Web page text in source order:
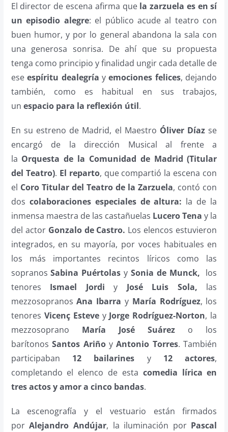
El director de escena afirma que la zarzuela es en sí
un episodio alegre: el público acude al teatro con
buen humor, y por lo general abandona la sala con
una generosa sonrisa. De ahí que su propuesta
tenga como principio y finalidad ungir cada detalle de
eseespíritu dealegría yemociones felices, dejando
también, como es habitual en sus trabajos,
un espacio para la reflexión útil.
En su estreno de Madrid, el Maestro Óliver Díaz se
encargó de la dirección Musical al frente a
la Orquesta de la Comunidad de Madrid (Titular
del Teatro). El reparto, que compartió la escena con
el Coro Titular del Teatro de la Zarzuela, contó con
dos colaboraciones especiales de altura: la de la
inmensa maestra de las castañuelas Lucero Tenay la
del actor Gonzalo de Castro. Los elencos estuvieron
integrados, en su mayoría, por voces habituales en
los más importantes recintos líricos como las
sopranosSabina Puértolasy Sonia de Munck, los
tenores Ismael Jordiy José Luis Sola, las
mezzosopranos Ana Ibarra y María Rodríguez, los
tenores Vicenç Estevey Jorge Rodríguez-Norton, la
mezzosoprano María José Suárez o los
barítonosSantos AriñoyAntonio Torres. También
participaban 12 bailarines y 12 actores,
completando el elenco de esta comedia lírica en
tres actos y amor a cinco bandas.
La escenografía y el vestuario están firmados
porAlejandro Andújar, la iluminación por Pascal